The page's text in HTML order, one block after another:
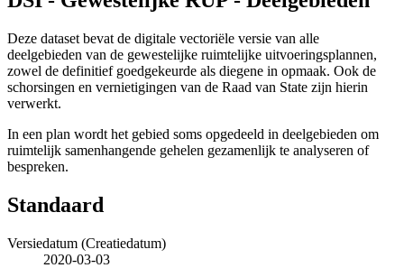
Deze dataset bevat de digitale vectoriële versie van alle
deelgebieden van de gewestelijke ruimtelijke uitvoeringsplannen,
zowel de definitief goedgekeurde als diegene in opmaak. Ook de
schorsingen en vernietigingen van de Raad van State zijn hierin
verwerkt.
In een plan wordt het gebied soms opgedeeld in deelgebieden om
ruimtelijk samenhangende gehelen gezamenlijk te analyseren of
bespreken.
Standaard
Versiedatum (Creatiedatum)
2020-03-03